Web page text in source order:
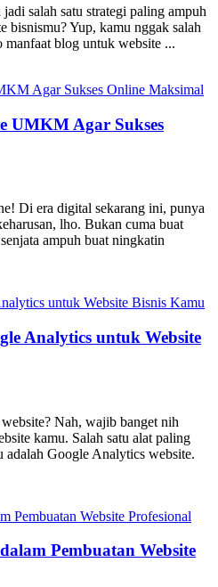
salah satu strategi paling ampuh
bisnismu? Yup, kamu nggak salah
blog untuk website ...
UMKM Agar Sukses
Di era digital sekarang ini, punya
lho. Bukan cuma buat
ampuh buat ningkatin
Analytics untuk Website
Nah, wajib banget nih
kamu. Salah satu alat paling
Google Analytics website.
Pembuatan Website